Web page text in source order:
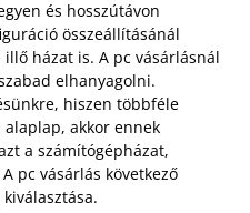
és hosszútávon
összeállításánál
házat is. A pc vásárlásnál
elhanyagolni.
hiszen többféle
akkor ennek
a számítógépházat,
pc vásárlás következő